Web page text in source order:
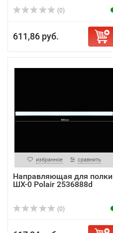
(0)
611,86 руб.
избранное сравнить
Направляющая для полки
ШХ-0 Polair 2536888d
(0)